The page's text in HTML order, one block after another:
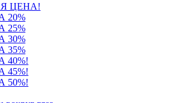
ЦЕНА!
20%
25%
30%
35%
40%!
45%!
50%!